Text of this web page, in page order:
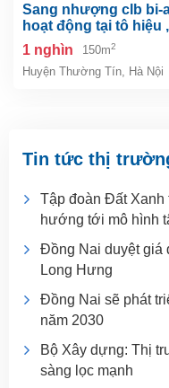
sang nhượng clb bi-a đang
hoạt động tại tô hiệu ,
thường tín, hà nội
1 nghìn 150m2
Huyện Thường Tín, Hà Nội
Tin tức thị
Tập đoàn Đất Xanh
hướng tới mô hình
Đồng Nai duyệt giá
Long Hưng
Đồng Nai sẽ phát
năm 2030
Bộ Xây dựng: Thị
sàng lọc mạnh